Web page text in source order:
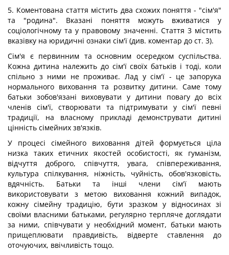
5. Коментована стаття містить два схожих поняття - "сім'я"
та "родина". Вказані поняття можуть вживатися у
соціологічному та у правовому значенні. Стаття 3 містить
вказівку на юридичні ознаки сім'ї (див. коментар до ст. 3).
Сім'я є первинним та основним осередком суспільства.
Кожна дитина належить до сім'ї своїх батьків і тоді, коли
спільно з ними не проживає. Лад у сім'ї - це запорука
нормального виховання та розвитку дитини. Саме тому
батьки зобов'язані виховувати у дитини повагу до всіх
членів сім'ї, створювати та підтримувати у сім'ї певні
традиції, на власному прикладі демонструвати дитині
цінність сімейних зв'язків.
У процесі сімейного виховання дітей формується ціла
низка таких етичних якостей особистості, як гуманізм,
відчуття доброго, співчуття, увага, співпереживання,
культура спілкування, ніжність, чуйність, обов'язковість,
вдячність. Батьки та інші члени сім'ї мають
використовувати з метою виховання кожний випадок,
кожну сімейну традицію, бути зразком у відносинах зі
своїми власними батьками, регулярно терпляче доглядати
за ними, співчувати у необхідний момент, батьки мають
прищеплювати правдивість, відверте ставлення до
оточуючих, ввічливість тощо.